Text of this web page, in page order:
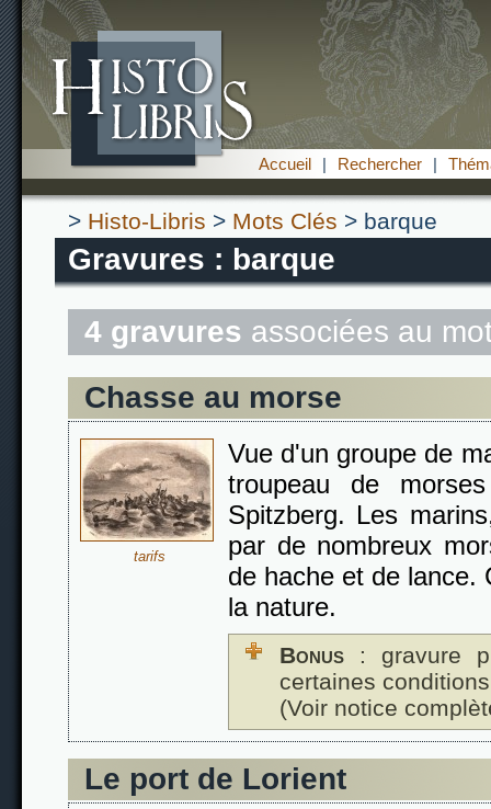
Accueil | Rechercher |
> Histo-Libris > Mots Clés > barque
Gravures : barque
4 gravures associées au
Chasse au morse
tarifs
Vue d'un groupe de
troupeau de
Spitzberg. Les
par de nombreux
de hache et de lance.
la nature.
Bonus : gravure
certaines
(Voir notice
Le port de Lorient